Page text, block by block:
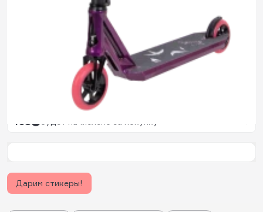
11 790 ₽
438
Дарим стикеры!